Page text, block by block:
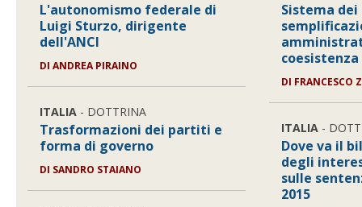
L'autonomismo federale di
Luigi Sturzo, dirigente
dell'ANCI
DIANDREA PIRAINO
ITALIA - DOTTRINA
Trasformazioni dei partiti e
forma di governo
DI SANDRO STAIANO
Sistema
DI FRANCESCO
ITALIA -
Dove va il
degli
sulle
2015